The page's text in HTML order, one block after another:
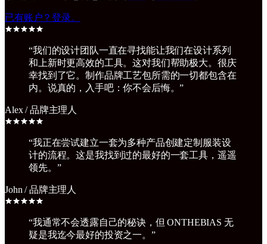
已有账户？登录。
“我们的设计团队一直在寻找能让我们在设计系列
和上新时更高效的工具。这对我们帮助极大。很庆
幸找到了它。制作品牌工艺包所需的一切都包含在
内。说真的，入手吧：你不会后悔。”
Alex/品牌主理人
“我正在尝试建立一套为多种产品创建定制服装设
计的流程。这是我找到过的最好的一套工具，遥遥
领先。 ”
John /品牌主理人
“我通常不会透露自己的秘诀，但 ONTHEBIAS 无
疑是我迄今最好的投资之一。 ”